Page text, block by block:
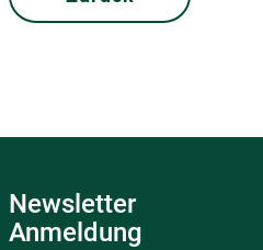
Newsletter
Anmeldung